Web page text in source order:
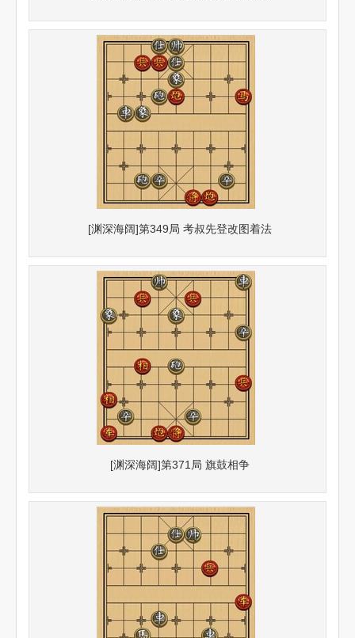
[渊深海阔]第349局 考叔先登改图着法
[渊深海阔]第371局 旗鼓相争